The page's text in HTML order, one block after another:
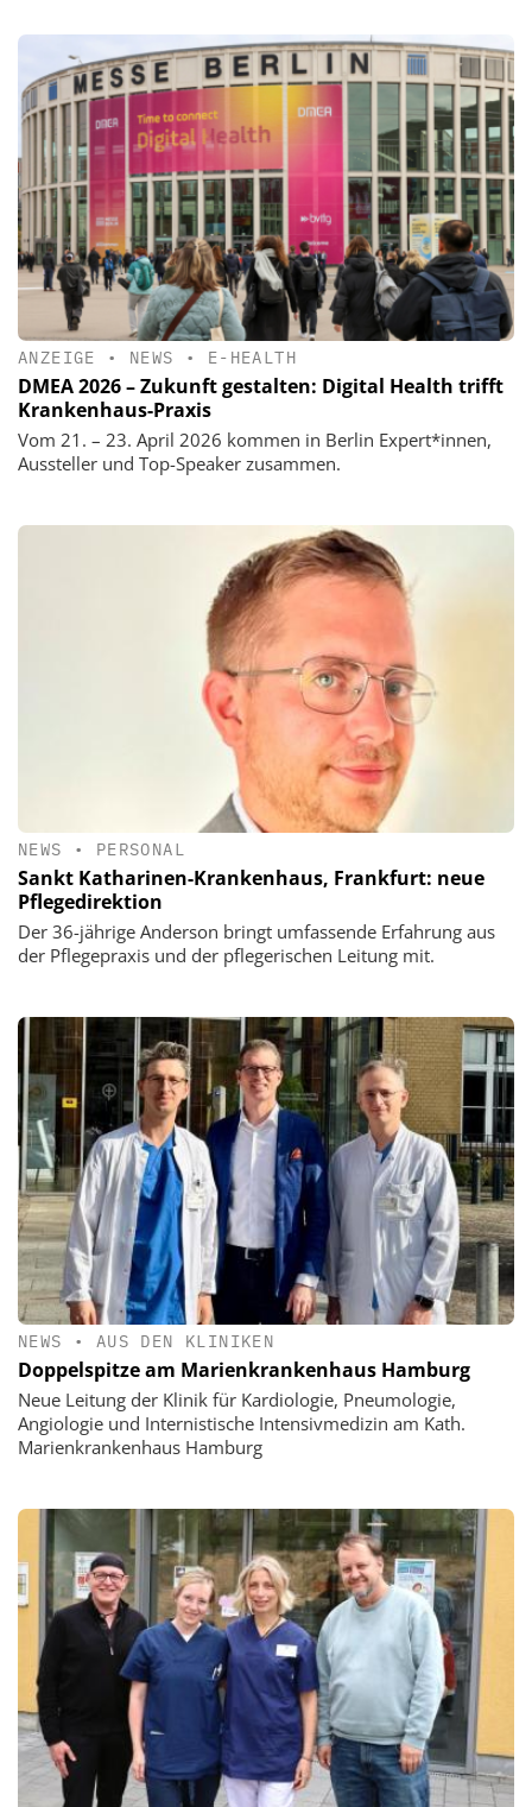
ANZEIGE • NEWS • E-HEALTH
DMEA 2026 – Zukunft gestalten: Digital Health trifft
Krankenhaus-Praxis
Vom 21. – 23. April 2026 kommen in Berlin Expert*innen,
Aussteller und Top-Speaker zusammen.
NEWS • PERSONAL
Sankt Katharinen-Krankenhaus, Frankfurt: neue
Pflegedirektion
Der 36-jährige Anderson bringt umfassende Erfahrung aus
der Pflegepraxis und der pflegerischen Leitung mit.
NEWS • AUS DEN KLINIKEN
Doppelspitze am Marienkrankenhaus Hamburg
Neue Leitung der Klinik für Kardiologie, Pneumologie,
Angiologie und Internistische Intensivmedizin am Kath.
Marienkrankenhaus Hamburg